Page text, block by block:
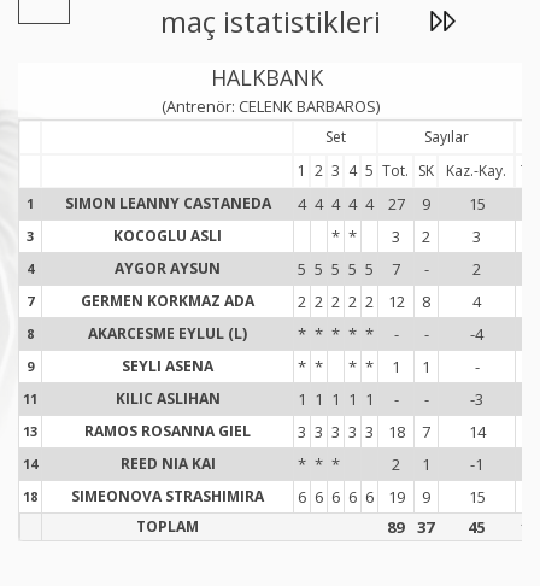
maç istatistikleri
HALKBANK
(Antrenör: CELENK BARBAROS)
Set
Sayılar
1 2 3 4 5 Tot. SK Kaz.-Kay.
1 SIMON LEANNY CASTANEDA 4 4 4 4 4 27 9 15
3 KOCOGLU ASLI * * 3 2 3
4 AYGOR AYSUN 5 5 5 5 5 7 - 2
7 GERMEN KORKMAZ ADA 2 2 2 2 2 12 8 4
8 AKARCESME EYLUL (L) * * * * * - - -4
9 SEYLI ASENA * * * * 1 1 -
11 KILIC ASLIHAN 1 1 1 1 1 - - -3
13 RAMOS ROSANNA GIEL 3 3 3 3 3 18 7 14
14 REED NIA KAI * * * 2 1 -1
18 SIMEONOVA STRASHIMIRA 6 6 6 6 6 19 9 15
TOPLAM 89 37 45